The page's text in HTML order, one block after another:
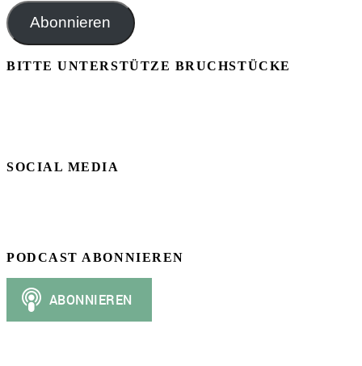
Adresse
Abonnieren
BITTE UNTERSTÜTZE BRUCHSTÜCKE
SOCIAL MEDIA
PODCAST ABONNIEREN